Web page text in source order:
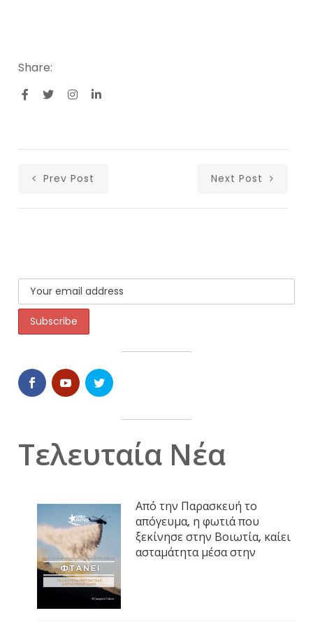
Share:
Prev Post Next Post
Τελευταία Νέα
Από την Παρασκευή το
απόγευμα, η φωτιά που
ξεκίνησε στην Βοιωτία, καίει
ασταμάτητα μέσα στην